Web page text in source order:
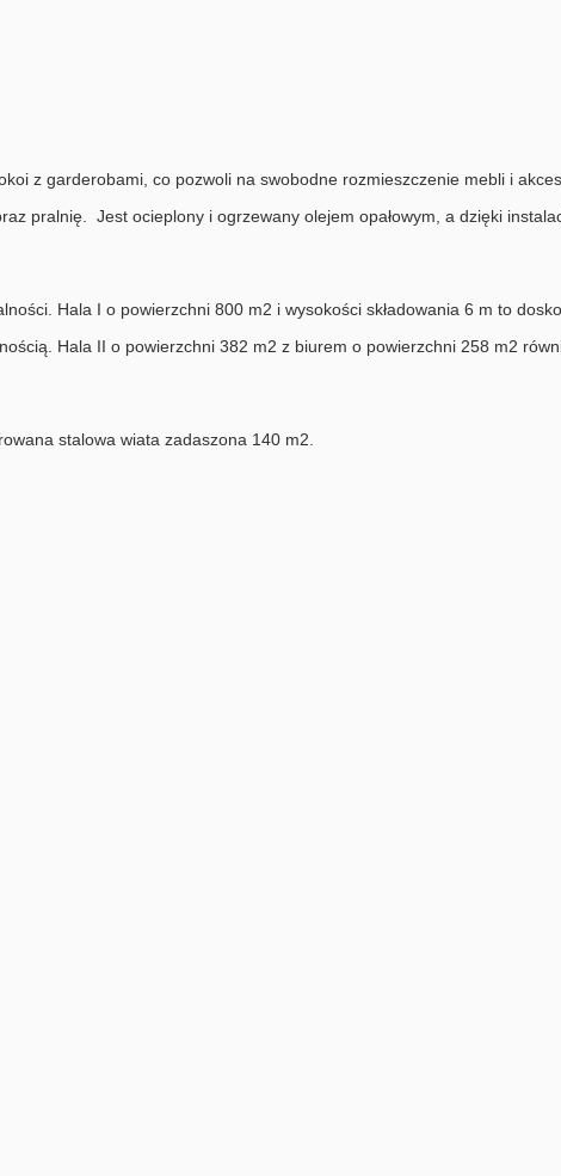
z garderobami, co pozwoli na swobodne rozmieszczenie mebli i
pralnię. Jest ocieplony i ogrzewany olejem opałowym, a dzięki
Hala I o powierzchni 800 m2 i wysokości składowania 6 m to
Hala II o powierzchni 382 m2 z biurem o powierzchni 258 m2
stalowa wiata zadaszona 140 m2.